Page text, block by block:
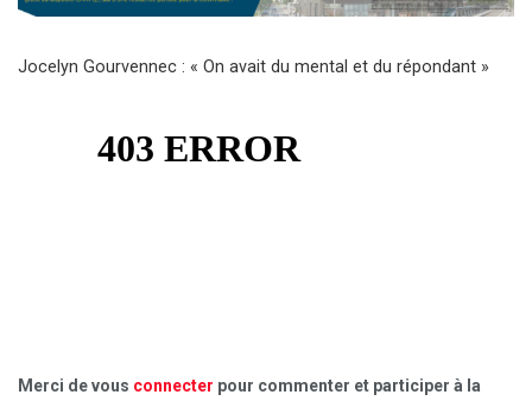
Jocelyn Gourvennec : « On avait du mental et du répondant »
Merci de vous connecter pour commenter et participer à la